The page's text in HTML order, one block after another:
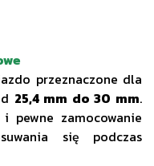
przeznaczone dla
25,4 mm do 30 mm.
pewne zamocowanie
się podczas